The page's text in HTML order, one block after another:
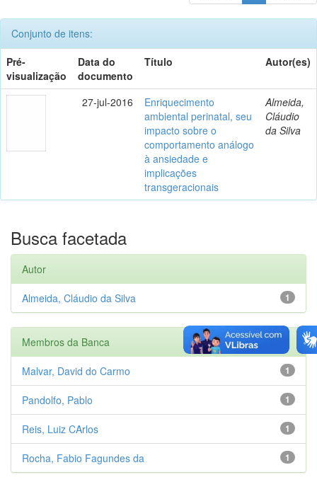
Conjunto de itens:
Pré-
visualização
Data do
documento
Título Autor(es)
27-jul-2016
Enriquecimento
ambiental perinatal, seu
impacto sobre o
comportamento análogo
à ansiedade e
implicações
transgeracionais
Almeida,
Cláudio
da Silva
Busca facetada
Autor
1
Almeida, Cláudio da Silva
Membros da Banca
1
Malvar, David do Carmo
1
Pandolfo, Pablo
1
Reis, Luiz CArlos
1
Rocha, Fabio Fagundes da